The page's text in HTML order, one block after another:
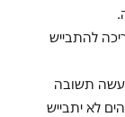
להתבייש
עשה תשובה
לא יתבייש